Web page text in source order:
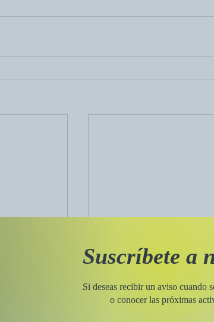
Suscríbete a
Si deseas recibir un aviso cuando
o conocer las próximas